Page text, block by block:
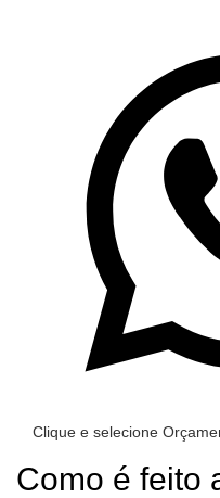
Clique e selecione
Como é feito